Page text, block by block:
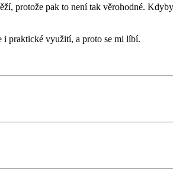
protože pak to není tak věrohodné.
i praktické využití, a proto se mi líbí.